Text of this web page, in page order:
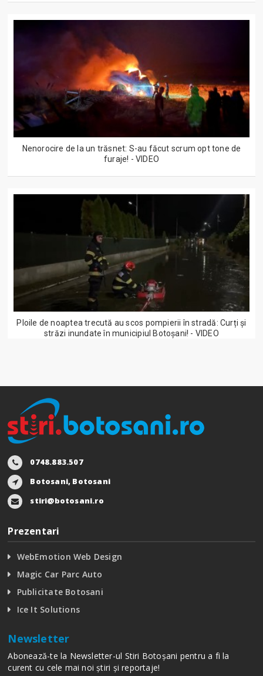
Nenorocire de la un trăsnet: S-au făcut scrum opt tone de
furaje! - VIDEO
Ploile de noaptea trecută au scos pompierii în stradă: Curți și
străzi inundate în municipiul Botoșani! - VIDEO
0748.883.507
Botosani, Botosani
stiri@botosani.ro
Prezentari
WebEmotion Web Design
Magic Car Parc Auto
Publicitate Botosani
Ice It Solutions
Newsletter
Abonează-te la Newsletter-ul Stiri Botoșani pentru a fi la
curent cu cele mai noi știri și reportaje!